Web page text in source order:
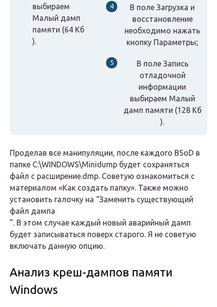
выбираем
Малый дамп
памяти (64 Кб
).
В поле Загрузка и
восстановление
необходимо нажать
кнопку Параметры;
В поле Запись
отладочной
информации
выбираем Малый
дамп памяти (128 Кб
).
Проделав все манипуляции, после каждого BSoD в
папке C:\WINDOWS\Minidump будет сохраняться
файл с расширение.dmp. Советую ознакомиться с
материалом «Как создать папку». Также можно
установить галочку на “Заменить существующий
файл дампа
”. В этом случае каждый новый аварийный дамп
будет записываться поверх старого. Я не советую
включать данную опцию.
Анализ креш-дампов памяти
Windows